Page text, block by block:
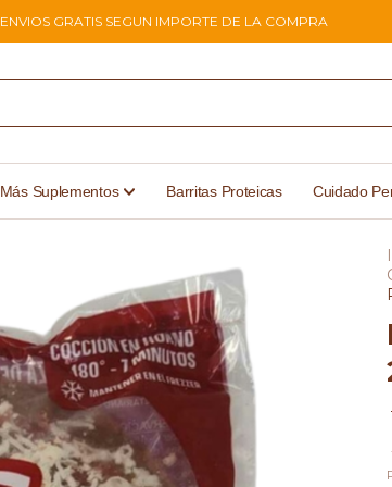
ENVIOS GRATIS SEGUN IMPORTE DE LA COMPRA
Más Suplementos Barritas Proteicas Cuidado